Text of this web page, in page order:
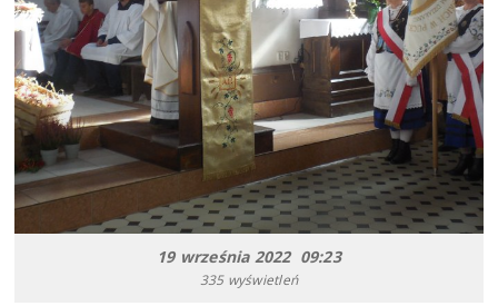
19 września 2022 09:23
335 wyświetleń